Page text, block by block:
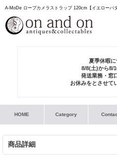
A-MoDe ロープカメラストラップ 120cm【イエローパタ
夏季休暇に
8/8(土)から8/
発送業務・窓
お休みをとさせて
HOME Category
商品詳細